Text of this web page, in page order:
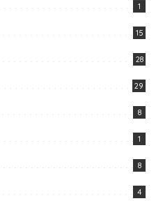
1
15
28
29
8
1
8
4